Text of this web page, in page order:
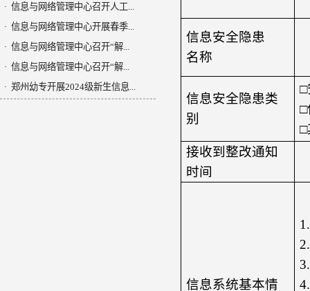
· 信息与网络管理中心召开人工...
· 信息与网络管理中心开展春季...
· 信息与网络管理中心召开“解...
· 信息与网络管理中心召开“解...
· 郑州幼专开展2024级新生信息...
信息安全隐患
名称
信息安全隐患类
别
□
□
□
接收到整改通知
时间
信息系统基本情
1.
2.
3.
4.